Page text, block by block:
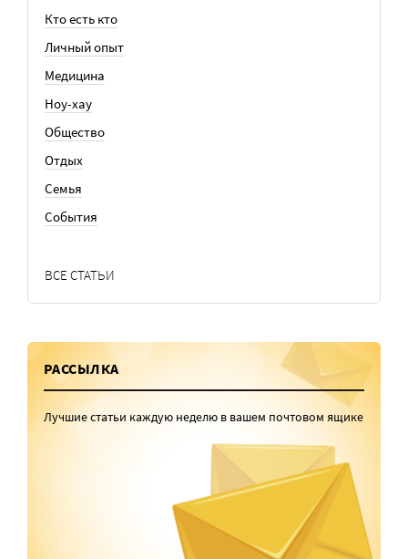
Кто есть кто
Личный опыт
Медицина
Ноу-хау
Общество
Отдых
Семья
События
ВСЕ СТАТЬИ
РАССЫЛКА
Лучшие статьи каждую неделю в вашем почтовом ящике